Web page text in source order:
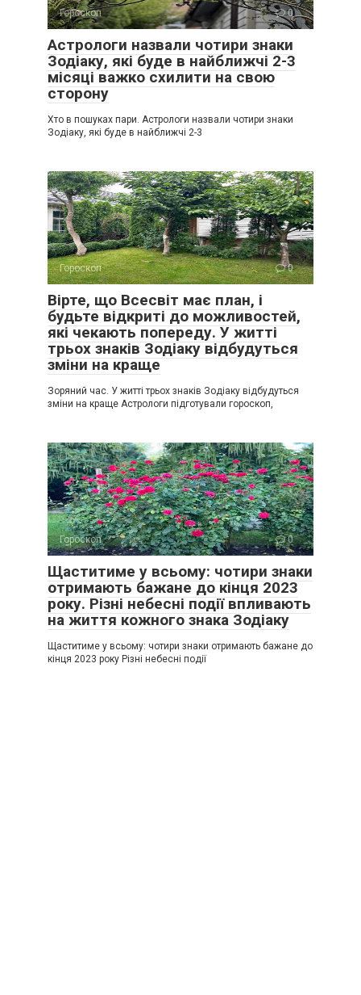
Гороскоп 0
Астрологи назвали чотири знаки
Зодіаку, які буде в найближчі 2-3
місяці важко схилити на свою
сторону
Хто в пошуках пари. Астрологи назвали чотири знаки
Зодіаку, які буде в найближчі 2-3
Гороскоп 0
Вірте, що Всесвіт має план, і
будьте відкриті до можливостей,
які чекають попереду. У житті
трьох знаків Зодіаку відбудуться
зміни на краще
Зоряний час. У житті трьох знаків Зодіаку відбудуться
зміни на краще Астрологи підготували гороскоп,
Гороскоп 0
Щаститиме у всьому: чотири знаки
отримають бажане до кінця 2023
року. Різні небесні події впливають
на життя кожного знака Зодіаку
Щаститиме у всьому: чотири знаки отримають бажане до
кінця 2023 року Різні небесні події